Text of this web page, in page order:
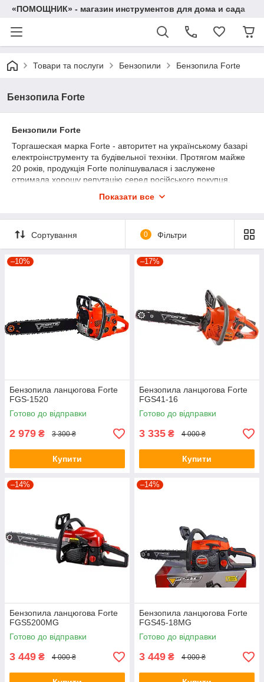
«ПОМОЩНИК» - магазин инструментов для дома и сада
Товари та послуги Бензопили Бензопила Forte
Бензопила Forte
Бензопили Forte
Торгашеская марка Forte - авторитет на українському базарі
електроінструменту та будівельної техніки. Протягом майже
20 років, продукція Forte поліпшувалася і заслужене
отримала хорошу репутацію серед російського покупця.
і фахівцями з-за відмінну властивість і невисоку вартість.
лісовому ділянці або болванки дров на дачу. Будь-володіє
ймовірність поставити гідності наданого приладу і отримати
насолоду від його роботи. В асортименті бензопил Форте
присутні як побутові апарати, так і професійний сегмент. В
Показати все
Сортування 0 Фільтри
–10%
Бензопила ланцюгова Forte
FGS-1520
Готово до відправки
2 979 ₴ 3 300 ₴
Купити
–17%
Бензопила ланцюгова Forte
FGS41-16
Готово до відправки
3 335 ₴ 4 000 ₴
Купити
–14%
Бензопила ланцюгова Forte
FGS5200MG
Готово до відправки
3 449 ₴ 4 000 ₴
–14%
Бензопила ланцюгова Forte
FGS45-18MG
Готово до відправки
3 449 ₴ 4 000 ₴